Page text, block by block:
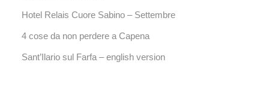
Hotel Relais Cuore Sabino – Settembre
4 cose da non perdere a Capena
Sant’Ilario sul Farfa – english version